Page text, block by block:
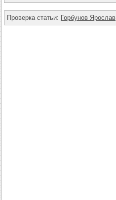
Проверка статьи: Горбунов Ярослав